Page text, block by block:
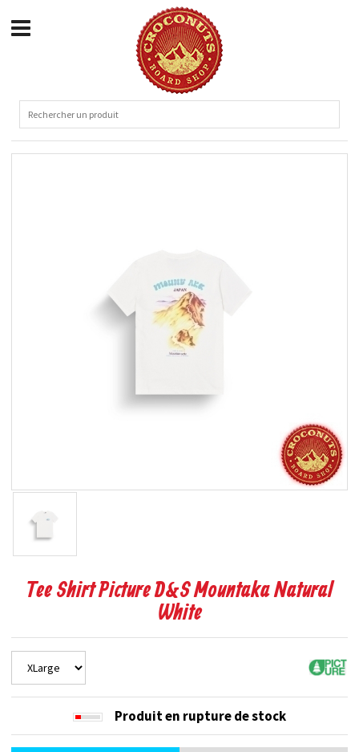
Tee Shirt Picture D&S Mountaka Natural
White
Produit en rupture de stock